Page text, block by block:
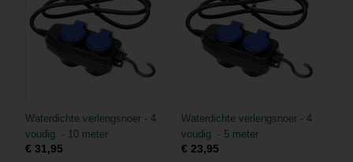
Waterdichte verlengsnoer - 4
voudig - 10 meter
€ 31,95
Waterdichte verlengsnoer - 4
voudig - 5 meter
€ 23,95